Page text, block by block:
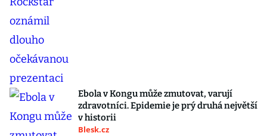
Ebola v Kongu může zmutovat, varují
zdravotníci. Epidemie je prý druhá největší
v historii
Blesk.cz